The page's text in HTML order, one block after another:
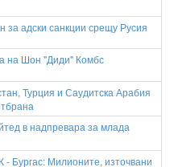
адски санкции срещу Русия
на Шон "Диди" Комбс
Турция и Саудитска Арабия
в надпревара за млада
- Бургас: Милионите, източвани